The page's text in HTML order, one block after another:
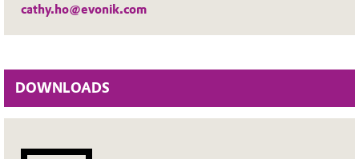
cathy.ho@evonik.com
DOWNLOADS